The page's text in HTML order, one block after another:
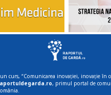
curs, “Comunicarea inovației, inovație în
, primul portal de